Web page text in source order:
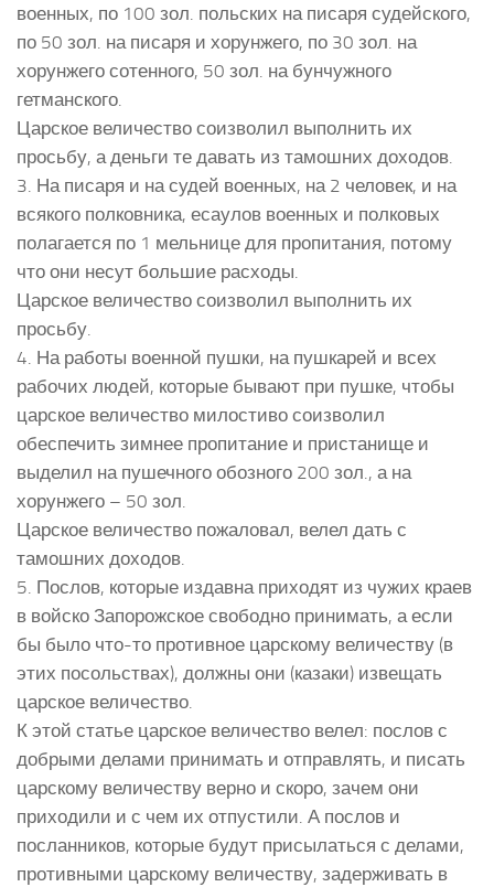
военных, по 100 зол. польских на писаря судейского,
по 50 зол. на писаря и хорунжего, по 30 зол. на
хорунжего сотенного, 50 зол. на бунчужного
гетманского.
Царское величество соизволил выполнить их
просьбу, а деньги те давать из тамошних доходов.
3. На писаря и на судей военных, на 2 человек, и на
всякого полковника, есаулов военных и полковых
полагается по 1 мельнице для пропитания, потому
что они несут большие расходы.
Царское величество соизволил выполнить их
просьбу.
4. На работы военной пушки, на пушкарей и всех
рабочих людей, которые бывают при пушке, чтобы
царское величество милостиво соизволил
обеспечить зимнее пропитание и пристанище и
выделил на пушечного обозного 200 зол., а на
хорунжего – 50 зол.
Царское величество пожаловал, велел дать с
тамошних доходов.
5. Послов, которые издавна приходят из чужих краев
в войско Запорожское свободно принимать, а если
бы было что-то противное царскому величеству (в
этих посольствах), должны они (казаки) извещать
царское величество.
К этой статье царское величество велел: послов с
добрыми делами принимать и отправлять, и писать
царскому величеству верно и скоро, зачем они
приходили и с чем их отпустили. А послов и
посланников, которые будут присылаться с делами,
противными царскому величеству, задерживать в